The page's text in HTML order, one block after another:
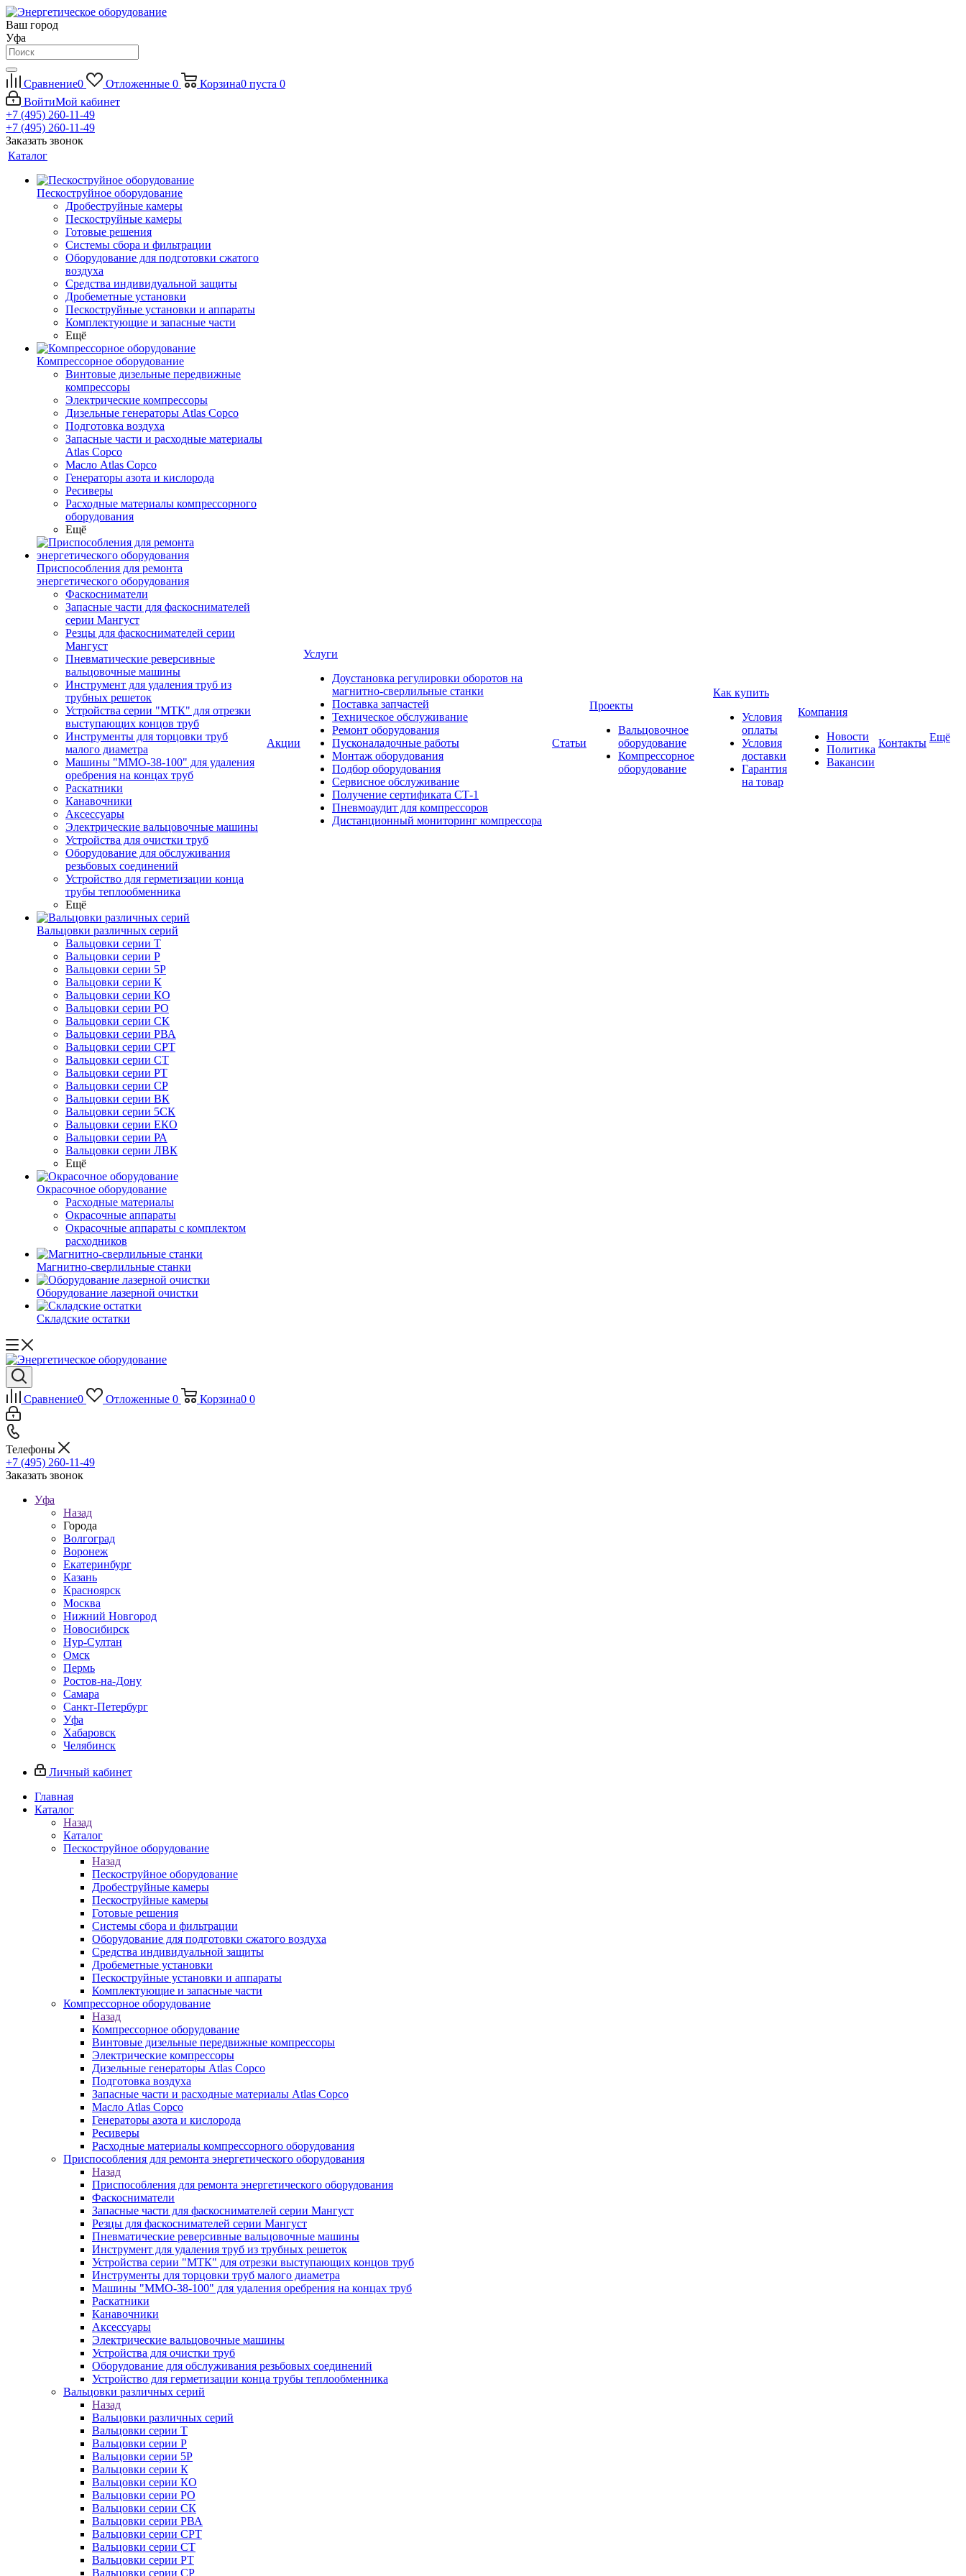
Ваш город
Уфа
Сравнение0 Отложенные 0 Корзина0 пуста 0
ВойтиМой кабинет
+7 (495) 260-11-49
+7 (495) 260-11-49
Заказать звонок
Каталог
Пескоструйное оборудование
Дробеструйные камеры
Пескоструйные камеры
Готовые решения
Системы сбора и фильтрации
Оборудование для подготовки сжатого
воздуха
Средства индивидуальной защиты
Дробеметные установки
Пескоструйные установки и аппараты
Комплектующие и запасные части
Ещё
Компрессорное оборудование
Винтовые дизельные передвижные
компрессоры
Электрические компрессоры
Дизельные генераторы Atlas Copco
Подготовка воздуха
Запасные части и расходные материалы
Atlas Copco
Масло Atlas Copco
Генераторы азота и кислорода
Ресиверы
Расходные материалы компрессорного
оборудования
Ещё
Приспособления для ремонта
энергетического оборудования
Фаскосниматели
Запасные части для фаскоснимателей
серии Мангуст
Резцы для фаскоснимателей серии
Мангуст
Пневматические реверсивные
вальцовочные машины
Инструмент для удаления труб из
трубных решеток
Устройства серии "МТК" для отрезки
выступающих концов труб
Инструменты для торцовки труб
малого диаметра
Машины "ММО-38-100" для удаления
оребрения на концах труб
Раскатники
Канавочники
Аксессуары
Электрические вальцовочные машины
Устройства для очистки труб
Оборудование для обслуживания
резьбовых соединений
Устройство для герметизации конца
трубы теплообменника
Ещё
Вальцовки различных серий
Вальцовки серии Т
Вальцовки серии Р
Вальцовки серии 5Р
Вальцовки серии К
Вальцовки серии КО
Вальцовки серии РО
Вальцовки серии СК
Вальцовки серии РВА
Вальцовки серии СРТ
Вальцовки серии СТ
Вальцовки серии РТ
Вальцовки серии СР
Вальцовки серии ВК
Вальцовки серии 5СК
Вальцовки серии ЕКО
Вальцовки серии РА
Вальцовки серии ЛВК
Ещё
Окрасочное оборудование
Расходные материалы
Окрасочные аппараты
Окрасочные аппараты с комплектом
расходников
Магнитно-сверлильные станки
Оборудование лазерной очистки
Складские остатки
Акции
Услуги
Доустановка регулировки оборотов на
магнитно-сверлильные станки
Поставка запчастей
Техническое обслуживание
Ремонт оборудования
Пусконаладочные работы
Монтаж оборудования
Подбор оборудования
Сервисное обслуживание
Получение сертификата СТ-1
Пневмоаудит для компрессоров
Дистанционный мониторинг компрессора
Статьи
Проекты
Вальцовочное
оборудование
Компрессорное
оборудование
Как купить
Условия
оплаты
Условия
доставки
Гарантия
на товар
Компания
Новости
Политика
Вакансии
Контакты Ещё
Сравнение0 Отложенные 0 Корзина0 0
Телефоны
+7 (495) 260-11-49
Заказать звонок
Уфа
Назад
Города
Волгоград
Воронеж
Екатеринбург
Казань
Красноярск
Москва
Нижний Новгород
Новосибирск
Нур-Султан
Омск
Пермь
Ростов-на-Дону
Самара
Санкт-Петербург
Уфа
Хабаровск
Челябинск
Личный кабинет
Главная
Каталог
Назад
Каталог
Пескоструйное оборудование
Назад
Пескоструйное оборудование
Дробеструйные камеры
Пескоструйные камеры
Готовые решения
Системы сбора и фильтрации
Оборудование для подготовки сжатого воздуха
Средства индивидуальной защиты
Дробеметные установки
Пескоструйные установки и аппараты
Комплектующие и запасные части
Компрессорное оборудование
Назад
Компрессорное оборудование
Винтовые дизельные передвижные компрессоры
Электрические компрессоры
Дизельные генераторы Atlas Copco
Подготовка воздуха
Запасные части и расходные материалы Atlas Copco
Масло Atlas Copco
Генераторы азота и кислорода
Ресиверы
Расходные материалы компрессорного оборудования
Приспособления для ремонта энергетического оборудования
Назад
Приспособления для ремонта энергетического оборудования
Фаскосниматели
Запасные части для фаскоснимателей серии Мангуст
Резцы для фаскоснимателей серии Мангуст
Пневматические реверсивные вальцовочные машины
Инструмент для удаления труб из трубных решеток
Устройства серии "МТК" для отрезки выступающих концов труб
Инструменты для торцовки труб малого диаметра
Машины "ММО-38-100" для удаления оребрения на концах труб
Раскатники
Канавочники
Аксессуары
Электрические вальцовочные машины
Устройства для очистки труб
Оборудование для обслуживания резьбовых соединений
Устройство для герметизации конца трубы теплообменника
Вальцовки различных серий
Назад
Вальцовки различных серий
Вальцовки серии Т
Вальцовки серии Р
Вальцовки серии 5Р
Вальцовки серии К
Вальцовки серии КО
Вальцовки серии РО
Вальцовки серии СК
Вальцовки серии РВА
Вальцовки серии СРТ
Вальцовки серии СТ
Вальцовки серии РТ
Вальцовки серии СР